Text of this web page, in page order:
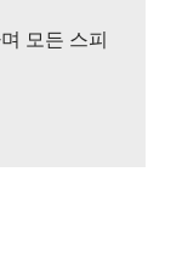
모든 스피